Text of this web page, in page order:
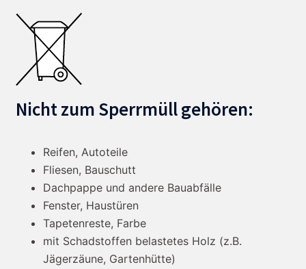
Nicht zum Sperrmüll gehören:
Reifen, Autoteile
Fliesen, Bauschutt
Dachpappe und andere Bauabfälle
Fenster, Haustüren
Tapetenreste, Farbe
mit Schadstoffen belastetes Holz (z.B.
Jägerzäune, Gartenhütte)